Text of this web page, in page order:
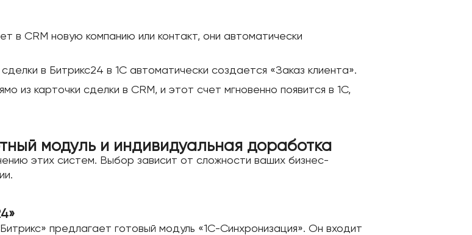
в CRM новую компанию или контакт, они автоматически
в Битрикс24 в 1С автоматически создается «Заказ клиента».
из карточки сделки в CRM, и этот счет мгновенно появится в 1С,
модуль и индивидуальная доработка
этих систем. Выбор зависит от сложности ваших бизнес-
предлагает готовый модуль «1С-Синхронизация». Он входит